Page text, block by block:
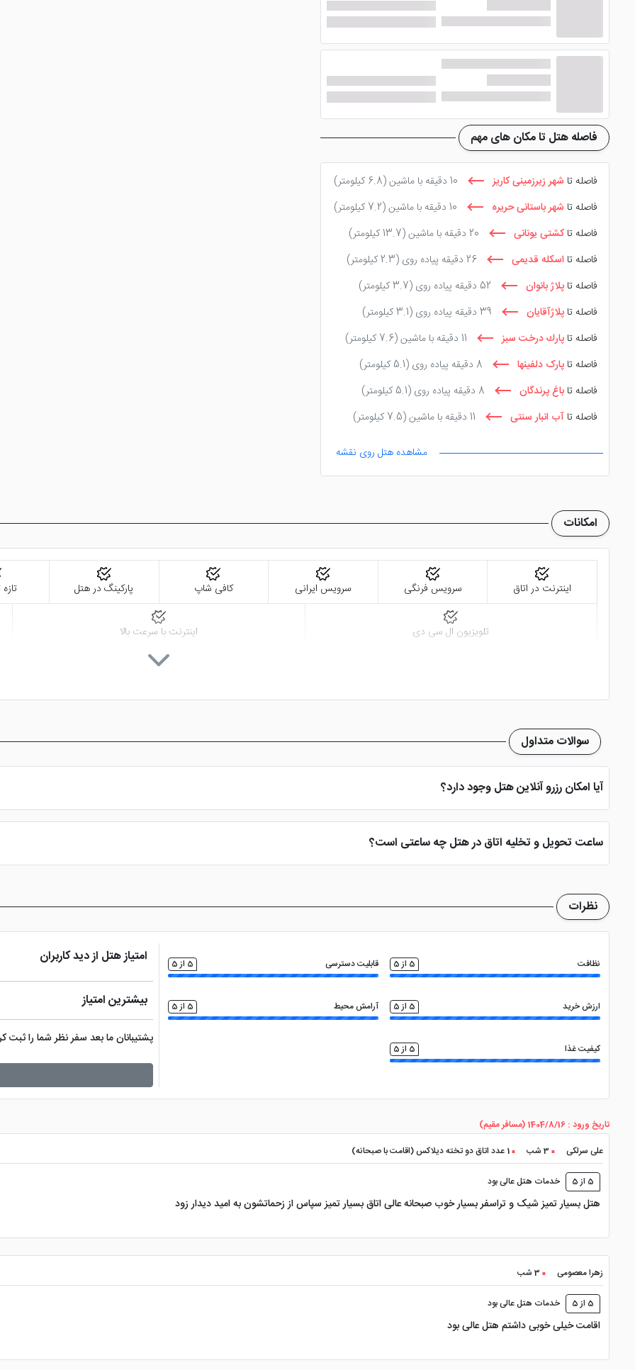
و ... را مشاهده کنید
موقعیت مکانی هتل آریا کیش
همانطور که ذکر کردیم هتل آریا کیش واقع در جاده جهان، میدان هور می باشد که دسترسی راحتی به کلبه تاریخی هور دارد. همچنین کشتی
رستوران شاندیز صفدری، قلعه جنی، روستای باغو و تم پارک سنتر کیش از جاذبه های نزدیک به هتل آریا باستان کیش هستند.برای این هتل
فاصله هتل تا مکان های مهم
فاصله تا شهر زیرزمینی کاریز 10 دقیقه با ماشین
(6.8 کیلومتر)
فاصله تا شهر باستانی حریره 10 دقیقه با ماشین
(7.2 کیلومتر)
فاصله تا کشتی یونانی 20 دقیقه با ماشین
(13.7 کیلومتر)
فاصله تا اسکله قدیمی 26 دقیقه پیاده روی
(2.3 کیلومتر)
فاصله تا پلاژ بانوان 52 دقیقه پیاده روی
(3.7 کیلومتر)
فاصله تا پلاژآقایان 39 دقیقه پیاده روی
(3.1 کیلومتر)
فاصله تا پارك درخت سبز 11 دقیقه با ماشین
(7.6 کیلومتر)
فاصله تا پارک دلفینها 8 دقیقه پیاده روی
(5.1 کیلومتر)
فاصله تا باغ پرندگان 8 دقیقه پیاده روی
(5.1 کیلومتر)
فاصله تا آب انبار سنتی 11 دقیقه با ماشین (7.5 کیلومتر)
مشاهده هتل روی نقشه
امکانات
اینترنت در اتاق سرویس فرنگی سرویس ایرانی کافی شاپ پارکینگ در هتل
تلویزیون ال سی دی اینترنت با سرعت بالا
سوالات متداول
آیا امکان رزرو آنلاین هتل وجود دارد؟
بله، با انتخاب تاریخ ورود و خروج، نوع اتاق و تعداد نفرات می توانید پس از پرداخت در درگاه بانکی، رزرو آنلاین خود را نهایی و واچر هتل را دریافت
ساعت تحویل و تخلیه اتاق در هتل چه ساعتی است؟
ساعت تحویل اتاق ساعت 2 بعد از ظهر و ساعت تخلیه اتاق 12 ظهر می باشد
نظرات
نظافت 5 از 5 قابلیت دسترسی 5 از 5
ارزش خرید 5 از 5 آرامش محیط 5 از 5
کیفیت غذا 5 از 5
امتیاز هتل از دید کاربران
بیشترین امتیاز
پشتیبانان ما بعد سفر نظر شما را
تاریخ ورود : 1404/8/16 (مسافر مقیم)
علی سرلکی
3 شب 1 عدد اتاق دو تخته دیلاکس (اقامت با صبحانه)
5 از 5 خدمات هتل عالی بود
هتل بسیار تمیز شیک و تراسفر بسیار خوب صبحانه عالی اتاق بسیار تمیز سپاس از زحماتشون به امید دیدار زود
زهرا معصومی 3 شب
5 از 5 خدمات هتل عالی بود
اقامت خیلی خوبی داشتم هتل عالی بود